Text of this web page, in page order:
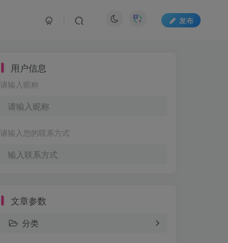
发布
用户信息
请输入昵称
请输入您的联系方式
文章参数
分类